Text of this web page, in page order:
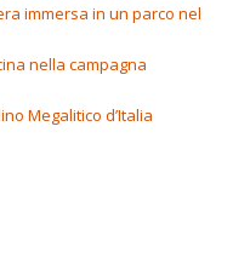
immersa in un parco nel
nella campagna
Megalitico d’Italia